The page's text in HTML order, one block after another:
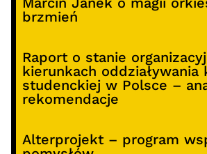
brzmień
Raport o stanie
kierunkach oddziaływania
studenckiej w Polsce –
rekomendacje
Alterprojekt – program